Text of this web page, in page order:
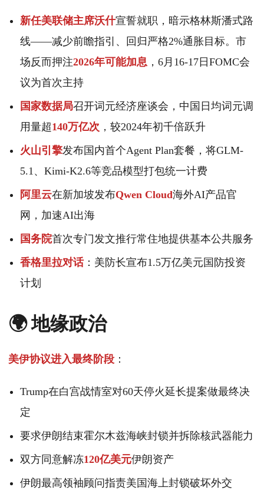
新任美联储主席沃什宣誓就职，暗示格林斯潘式路
线——减少前瞻指引、回归严格2%通胀目标。市
场反而押注2026年可能加息 ，6月16-17日FOMC会
议为首次主持
国家数据局召开词元经济座谈会，中国日均词元调
用量超140万亿次 ，较2024年初千倍跃升
火山引擎发布国内首个Agent Plan套餐，将GLM-
5.1、Kimi-K2.6等竞品模型打包统一计费
阿里云在新加坡发布Qwen Cloud海外AI产品官
网，加速AI出海
国务院首次专门发文推行常住地提供基本公共服务
香格里拉对话：美防长宣布1.5万亿美元国防投资
计划
🌍 地缘政治
美伊协议进入最终阶段 ：
Trump在白宫战情室对60天停火延长提案做最终决
定
要求伊朗结束霍尔木兹海峡封锁并拆除核武器能力
双方同意解冻120亿美元伊朗资产
伊朗最高领袖顾问指责美国海上封锁破坏外交